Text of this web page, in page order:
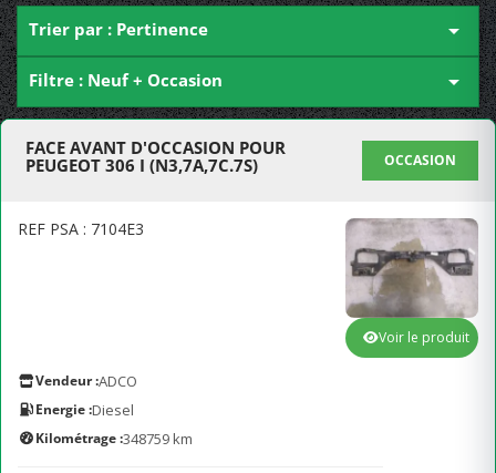
Trier par : Pertinence 
Filtre : Neuf + Occasion 
FACE AVANT D'OCCASION POUR
PEUGEOT 306 I (N3,7A,7C.7S)
OCCASION
REF PSA : 7104E3
Vendeur :ADCO
Energie :Diesel
Kilométrage :348759 km
Voir le produit